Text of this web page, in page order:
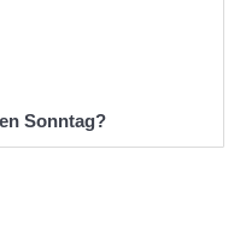
Sonntag?